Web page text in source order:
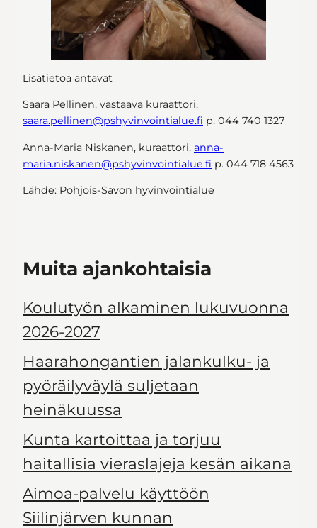
Lisätietoa antavat
Saara Pellinen, vastaava kuraattori,
saara.pellinen@pshyvinvointialue.fi p. 044 740 1327
Anna-Maria Niskanen, kuraattori, anna-
maria.niskanen@pshyvinvointialue.fi p. 044 718 4563
Lähde: Pohjois-Savon hyvinvointialue
Muita ajankohtaisia
Koulutyön alkaminen lukuvuonna
2026-2027
Haarahongantien jalankulku- ja
pyöräilyväylä suljetaan
heinäkuussa
Kunta kartoittaa ja torjuu
haitallisia vieraslajeja kesän aikana
Aimoa-palvelu käyttöön
Siilinjärven kunnan